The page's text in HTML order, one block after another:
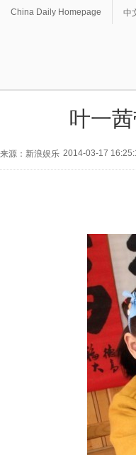
China Daily Homepage 中
叶一
来源：新浪娱乐 2014-03-17